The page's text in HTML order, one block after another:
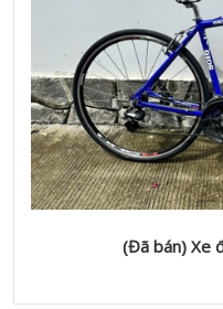
(Đã bán) Xe